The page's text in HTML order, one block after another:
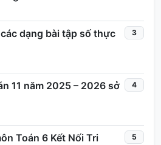
dạng bài tập số thực
3
11 năm 2025 – 2026 sở
4
Toán 6 Kết Nối Tri
5